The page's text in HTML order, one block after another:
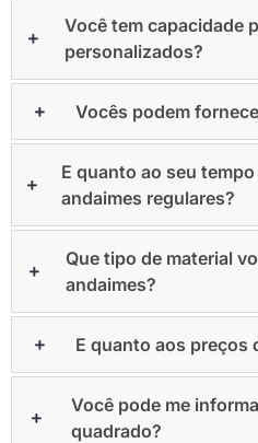
Você tem capacidade
personalizados?
Vocês podem
E quanto ao seu
andaimes regulares?
Que tipo de material
andaimes?
E quanto aos preços
Você pode me
quadrado?